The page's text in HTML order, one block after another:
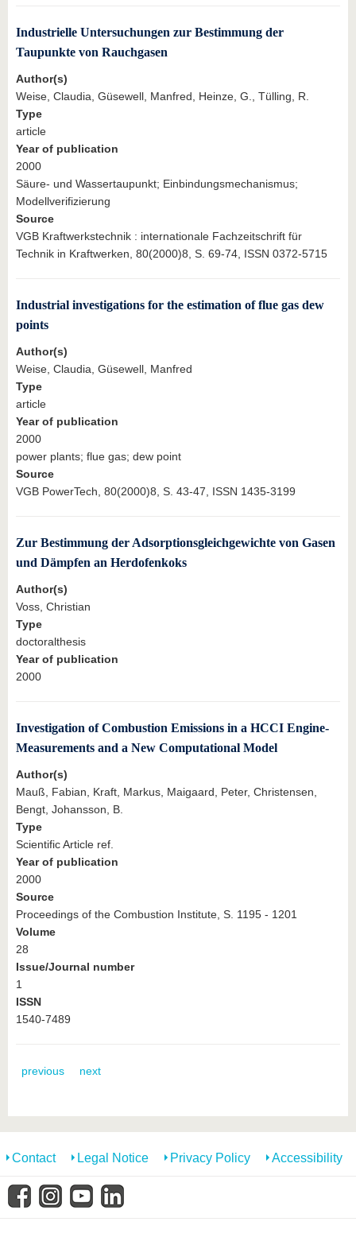
Industrielle Untersuchungen zur Bestimmung der
Taupunkte von Rauchgasen
Author(s)
Weise, Claudia, Güsewell, Manfred, Heinze, G., Tülling, R.
Type
article
Year of publication
2000
Säure- und Wassertaupunkt; Einbindungsmechanismus;
Modellverifizierung
Source
VGB Kraftwerkstechnik : internationale Fachzeitschrift für
Technik in Kraftwerken, 80(2000)8, S. 69-74, ISSN 0372-5715
Industrial investigations for the estimation of flue gas dew
points
Author(s)
Weise, Claudia, Güsewell, Manfred
Type
article
Year of publication
2000
power plants; flue gas; dew point
Source
VGB PowerTech, 80(2000)8, S. 43-47, ISSN 1435-3199
Zur Bestimmung der Adsorptionsgleichgewichte von Gasen
und Dämpfen an Herdofenkoks
Author(s)
Voss, Christian
Type
doctoralthesis
Year of publication
2000
Investigation of Combustion Emissions in a HCCI Engine-
Measurements and a New Computational Model
Author(s)
Mauß, Fabian, Kraft, Markus, Maigaard, Peter, Christensen,
Bengt, Johansson, B.
Type
Scientific Article ref.
Year of publication
2000
Source
Proceedings of the Combustion Institute, S. 1195 - 1201
Volume
28
Issue/Journal number
1
ISSN
1540-7489
previous next
Contact Legal Notice Privacy Policy Accessibility